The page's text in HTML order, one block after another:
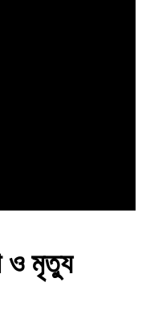
ও মৃত্যু